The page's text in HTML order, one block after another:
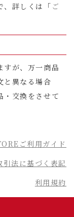
、詳しくは「 ご
すが、万一商品
と異なる場合
・交換をさせて
ご利用ガイド
引法に基づく表記
利用規約